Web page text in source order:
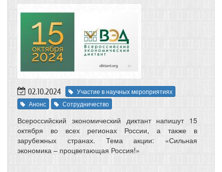
02.10.2024
Участие в научных мероприятиях
Анонс
Сотрудничество
Всероссийский экономический диктант напишут 15
октября во всех регионах России, а также в
зарубежных странах. Тема акции: «Сильная
экономика – процветающая Россия!»